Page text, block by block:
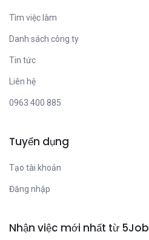
Tìm việc làm
Danh sách công ty
Tin tức
Liên hệ
0963 400 885
Tuyển dụng
Tạo tài khoản
Đăng nhập
Nhận việc mới nhất từ 5Job